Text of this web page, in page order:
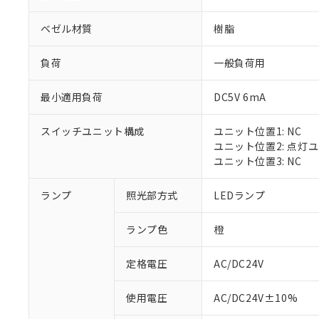
ベゼル材質 樹脂
負荷 一般負荷用
最小適用負荷 DC5V 6mA
スイッチユニット構成
ユニット位置1: NC
ユニット位置2: 点灯
ユニット位置3: NC
ランプ 照光部方式 LEDランプ
ランプ色 橙
定格電圧 AC/DC24V
使用電圧 AC/DC24V±10%
ご利用条件
※1 対応状況
調査・確認中：
非該当品：ライセ
仕入先様の事情に
があります。
※1 中国